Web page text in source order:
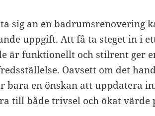
sig an en badrumsrenovering
uppgift. Att få ta steget in i
är funktionellt och stilrent ger
Oavsett om det
bara en önskan att uppdatera
till både trivsel och ökat värde